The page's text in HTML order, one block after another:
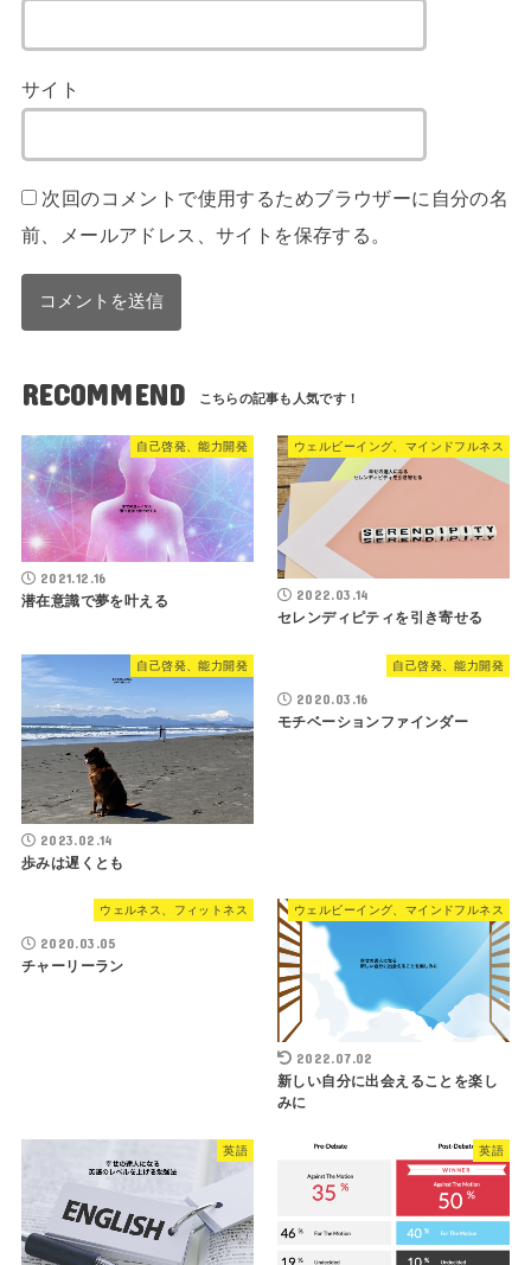
サイト
次回のコメントで使用するためブラウザーに自分の名
前、メールアドレス、サイトを保存する。
RECOMMEND
自己啓発、能力開発
2021.12.16
潜在意識で夢を叶える
ウェルビーイング、マインドフルネス
2022.03.14
セレンディピティを引き寄せる
自己啓発、能力開発
2023.02.14
歩みは遅くとも
自己啓発、能力開発
2020.03.16
モチベーションファインダー
ウェルネス、フィットネス
2020.03.05
チャーリーラン
ウェルビーイング、マインドフルネス
2022.07.02
新しい自分に出会えることを楽し
みに
英語 英語